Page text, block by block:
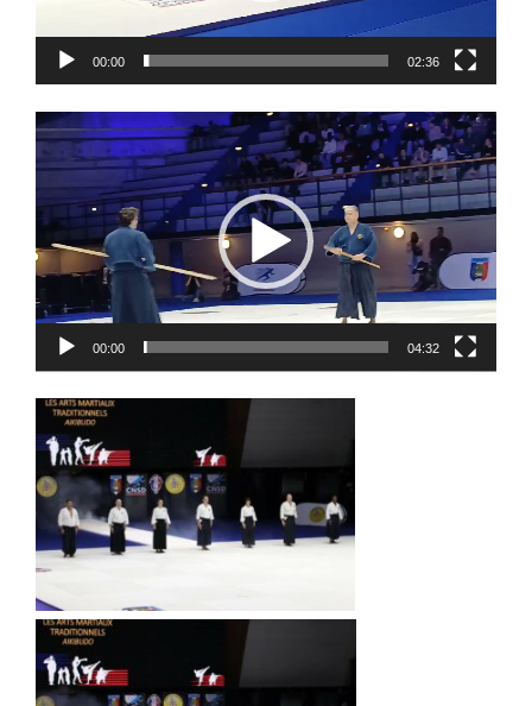
00:00 02:36
Lecteur
vidéo
00:00 04:32